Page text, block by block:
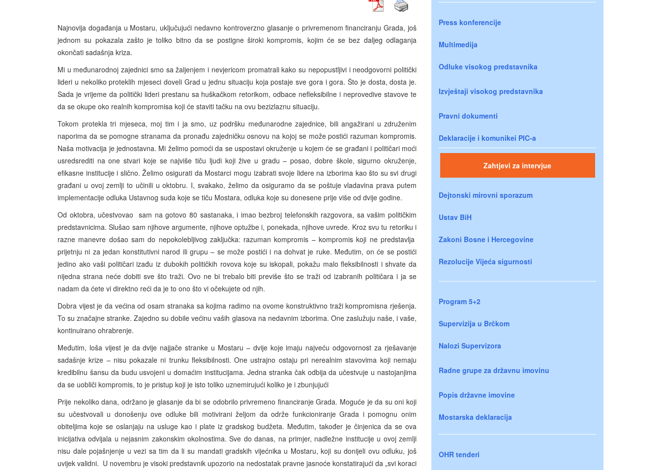
Najnovija događanja u Mostaru, uključujući nedavno kontroverzno glasanje o privremenom financiranju Grada, još
jednom su pokazala zašto je toliko bitno da se postigne široki kompromis, kojim će se bez daljeg odlaganja
okončati sadašnja kriza.
Mi u međunarodnoj zajednici smo sa žaljenjem i nevjericom promatrali kako su nepopustljivi i neodgovorni politički
lideri u nekoliko proteklih mjeseci doveli Grad u jednu situaciju koja postaje sve gora i gora. Što je dosta, dosta je.
Sada je vrijeme da politički lideri prestanu sa huškačkom retorikom, odbace nefleksibilne i neprovedive stavove te
da se okupe oko realnih kompromisa koji će staviti tačku na ovu bezizlaznu situaciju.
Tokom protekla tri mjeseca, moj tim i ja smo, uz podršku međunarodne zajednice, bili angažirani u združenim
naporima da se pomogne stranama da pronađu zajedničku osnovu na kojoj se može postići razuman kompromis.
Naša motivacija je jednostavna. Mi želimo pomoći da se uspostavi okruženje u kojem će se građani i političari moći
usredsrediti na one stvari koje se najviše tiču ljudi koji žive u gradu – posao, dobre škole, sigurno okruženje,
efikasne institucije i slično. Želimo osigurati da Mostarci mogu izabrati svoje lidere na izborima kao što su svi drugi
građani u ovoj zemlji to učinili u oktobru. I, svakako, želimo da osiguramo da se poštuje vladavina prava putem
implementacije odluka Ustavnog suda koje se tiču Mostara, odluka koje su donesene prije više od dvije godine.
Od oktobra, učestvovao sam na gotovo 80 sastanaka, i imao bezbroj telefonskih razgovora, sa vašim političkim
predstavnicima. Slušao sam njihove argumente, njihove optužbe i, ponekada, njihove uvrede. Kroz svu tu retoriku i
razne manevre došao sam do nepokolebljivog zaključka: razuman kompromis – kompromis koji ne predstavlja
prijetnju ni za jedan konstitutivni narod ili grupu – se može postići i na dohvat je ruke. Međutim, on će se postići
jedino ako vaši političari izađu iz dubokih političkih rovova koje su iskopali, pokažu malo fleksibilnosti i shvate da
nijedna strana neće dobiti sve što traži. Ovo ne bi trebalo biti previše što se traži od izabranih političara i ja se
nadam da ćete vi direktno reći da je to ono što vi očekujete od njih.
Dobra vijest je da većina od osam stranaka sa kojima radimo na ovome konstruktivno traži kompromisna rješenja.
To su značajne stranke. Zajedno su dobile većinu vaših glasova na nedavnim izborima. One zaslužuju naše, i vaše,
kontinuirano ohrabrenje.
Međutim, loša vijest je da dvije najjače stranke u Mostaru – dvije koje imaju najveću odgovornost za rješavanje
sadašnje krize – nisu pokazale ni trunku fleksibilnosti. One ustrajno ostaju pri nerealnim stavovima koji nemaju
kredibilnu šansu da budu usvojeni u domaćim institucijama. Jedna stranka čak odbija da učestvuje u nastojanjima
da se uobliči kompromis, to je pristup koji je isto toliko uznemirujući koliko je i zbunjujući
Prije nekoliko dana, održano je glasanje da bi se odobrilo privremeno financiranje Grada. Moguće je da su oni koji
su učestvovali u donošenju ove odluke bili motivirani željom da održe funkcioniranje Grada i pomognu onim
obiteljima koje se oslanjaju na usluge kao i plate iz gradskog budžeta. Međutim, također je činjenica da se ova
inicijativa odvijala u nejasnim zakonskim okolnostima. Sve do danas, na primjer, nadležne institucije u ovoj zemlji
nisu dale pojašnjenje u vezi sa tim da li su mandati gradskih vijećnika u Mostaru, koji su donijeli ovu odluku, još
uvijek validni. U novembru je visoki predstavnik upozorio na nedostatak pravne jasnoće konstatirajući da „svi koraci
Press konferencije
Multimedija
Odluke visokog predstavnika
Izvještaji visokog predstavnika
Pravni dokumenti
Deklaracije i komunikei PIC-a
Zahtjevi za intervjue
Dejtonski mirovni sporazum
Ustav BiH
Zakoni Bosne i Hercegovine
Rezolucije Vijeća sigurnosti
Program 5+2
Supervizija u Brčkom
Nalozi Supervizora
Radne grupe za državnu imovinu
Popis državne imovine
Mostarska deklaracija
OHR tenderi